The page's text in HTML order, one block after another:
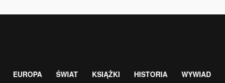
EUROPA ŚWIAT KSIĄŻKI HISTORIA WYWIAD